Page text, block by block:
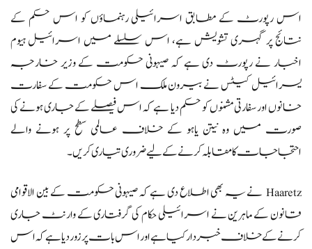
اس رپورٹ کے مطابق اسرائیلی رہنماؤں کو اس حکم کے
نتائج پر گہری تشویش ہے، اس سلسلے میں اسرائیل ہیوم
اخبار نے رپورٹ دی ہے کہ صیہونی حکومت کے وزیر خارجہ
یسرائیل کیٹس نے بیرون ملک اس حکومت کے سفارت
خانوں اور سفارتی مشنوں کو حکم دیا ہے کہ اس فیصلے کے جاری ہونے کی
صورت میں وہ نیتن یاہو کے خلاف عالمی سطح پر ہونے والے
احتجاجات کا مقابلہ کرنے کے لیے ضروری تیاری کریں۔
Haaretz نے یہ بھی اطلاع دی ہے کہ صیہونی حکومت کے بین الاقوامی
قانون کے ماہرین نے اسرائیلی حکام کی گرفتاری کے وارنٹ جاری
کرنے کے خلاف خبردار کیا ہے اور اس بات پر زور دیا ہے کہ اس